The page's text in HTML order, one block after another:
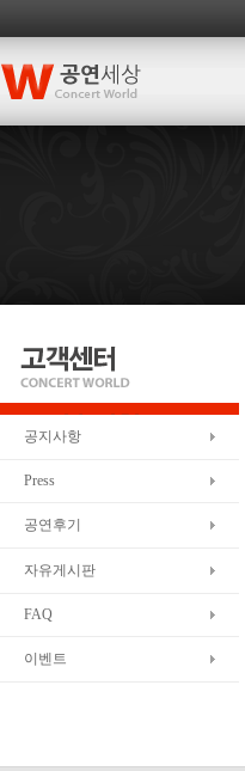
공지사항
Press
공연후기
자유게시판
FAQ
이벤트